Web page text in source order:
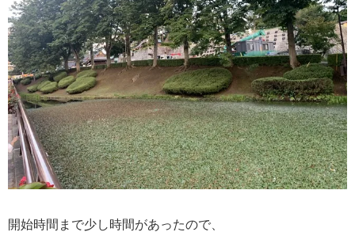
開始時間まで少し時間があったので、